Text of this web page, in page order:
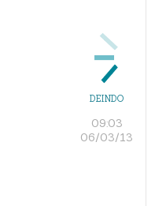
DEINDO
09:03
06/03/13